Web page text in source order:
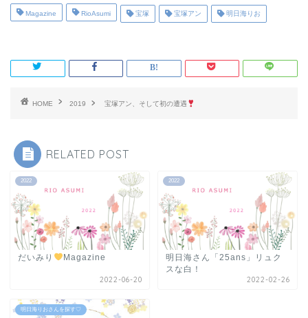
Magazine RioAsumi 宝塚 宝塚アン 明日海りお
HOME 2019 宝塚アン、そして初の遭遇
RELATED POST
2022
だいみり Magazine
2022-06-20
2022
明日海さん「25ans」リュク
スな白！
2022-02-26
明日海りおさんを探す♡